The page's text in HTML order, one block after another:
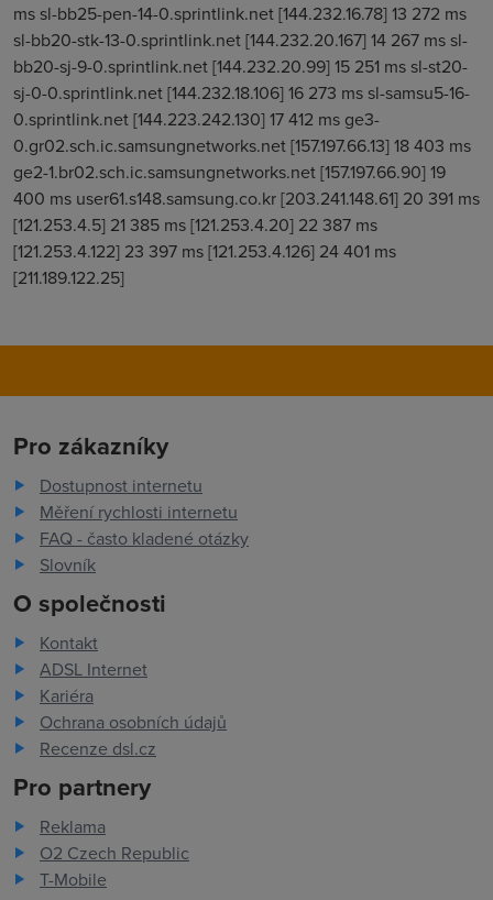
ms sl-bb25-pen-14-0.sprintlink.net [144.232.16.78] 13 272 ms
sl-bb20-stk-13-0.sprintlink.net [144.232.20.167] 14 267 ms sl-
bb20-sj-9-0.sprintlink.net [144.232.20.99] 15 251 ms sl-st20-
sj-0-0.sprintlink.net [144.232.18.106] 16 273 ms sl-samsu5-16-
0.sprintlink.net [144.223.242.130] 17 412 ms ge3-
0.gr02.sch.ic.samsungnetworks.net [157.197.66.13] 18 403 ms
ge2-1.br02.sch.ic.samsungnetworks.net [157.197.66.90] 19
400 ms user61.s148.samsung.co.kr [203.241.148.61] 20 391 ms
[121.253.4.5] 21 385 ms [121.253.4.20] 22 387 ms
[121.253.4.122] 23 397 ms [121.253.4.126] 24 401 ms
[211.189.122.25]
Pro zákazníky
Dostupnost internetu
Měření rychlosti internetu
FAQ - často kladené otázky
Slovník
O společnosti
Kontakt
ADSL Internet
Kariéra
Ochrana osobních údajů
Recenze dsl.cz
Pro partnery
Reklama
O2 Czech Republic
T-Mobile